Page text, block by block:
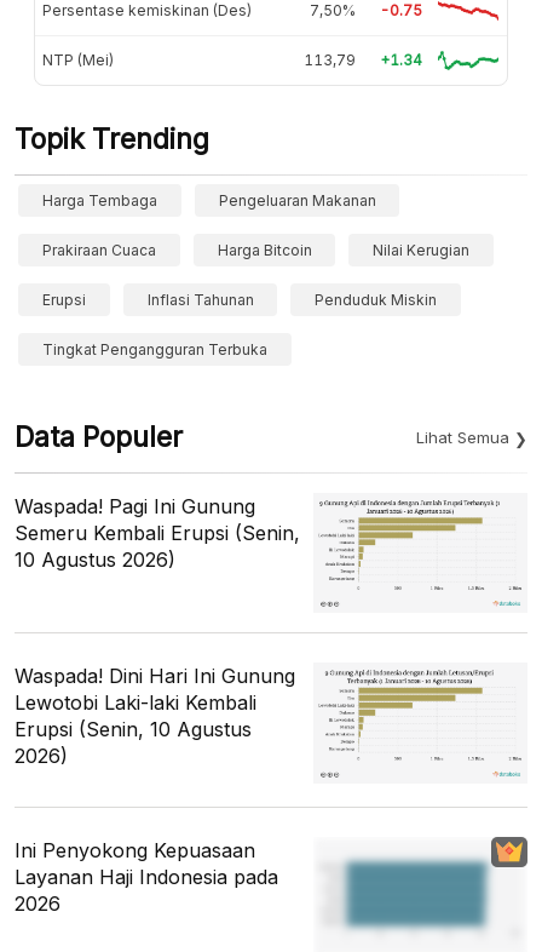
Persentase kemiskinan (Des) 7,50% -0.75
NTP (Mei) 113,79 +1.34
Topik Trending
Harga Tembaga Pengeluaran Makanan
Prakiraan Cuaca Harga Bitcoin Nilai Kerugian
Erupsi Inflasi Tahunan Penduduk Miskin
Tingkat Pengangguran Terbuka
Data Populer Lihat Semua
Waspada! Pagi Ini Gunung
Semeru Kembali Erupsi (Senin,
10 Agustus 2026)
Waspada! Dini Hari Ini Gunung
Lewotobi Laki-laki Kembali
Erupsi (Senin, 10 Agustus
2026)
Ini Penyokong Kepuasaan
Layanan Haji Indonesia pada
2026